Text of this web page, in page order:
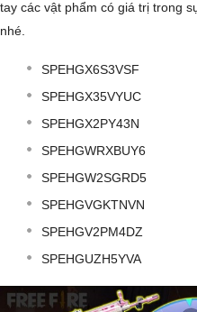
tay các vật phẩm có giá trị trong
nhé.
SPEHGX6S3VSF
SPEHGX35VYUC
SPEHGX2PY43N
SPEHGWRXBUY6
SPEHGW2SGRD5
SPEHGVGKTNVN
SPEHGV2PM4DZ
SPEHGUZH5YVA